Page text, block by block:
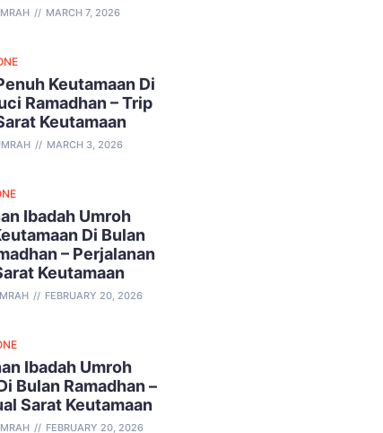
MARCH 7, 2026
Keutamaan Di
Ramadhan – Trip
Keutamaan
MARCH 3, 2026
Ibadah Umroh
Di Bulan
– Perjalanan
Keutamaan
FEBRUARY 20, 2026
Ibadah Umroh
Bulan Ramadhan –
Sarat Keutamaan
FEBRUARY 20, 2026